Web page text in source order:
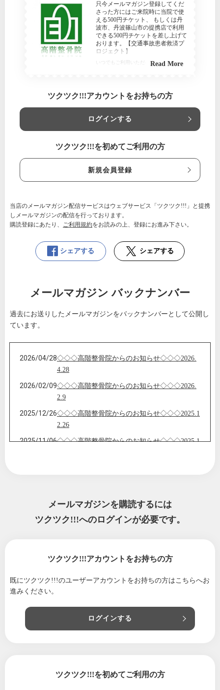
只今メールマガジン登録してくだ
さった方にはご来院時に当院で使
える500円チケット、 もしくは丹
波市、丹波篠山市の提携店で利用
できる500円チケットを差し上げて
おります。【交通事故患者救済プ
ロジェクト】
いつでもご利用いただけます
【利用条件】
Read More
ツクツク!!!アカウントをお持ちの方
ログインする
ツクツク!!!を初めてご利用の方
新規会員登録
当店のメールマガジン配信サービスはウェブサービス「ツクツク!!!」と提携
しメールマガジンの配信を行っております。
購読登録にあたり、 ご利用規約をお読みの上、登録にお進み下さい。
シェアする シェアする
メールマガジン バックナンバー
過去にお送りしたメールマガジンをバックナンバーとして公開し
ています。
2026/04/28◇◇◇高階整骨院からのお知らせ◇◇◇2026.
4.28
2026/02/09◇◇◇高階整骨院からのお知らせ◇◇◇2026.
2.9
2025/12/26◇◇◇高階整骨院からのお知らせ◇◇◇2025.1
2.26
2025/11/06◇◇◇高階整骨院からのお知らせ◇◇◇2025.1
8.10
2025/05/26◇◇◇高階整骨院からのお知らせ◇◇◇2025.
4.14
2025/03/15明日3月16日(日)丹波市春日町『おばあちゃん
2025/01/31イベント&キャンペーンのお知らせ！
年始のご挨拶/高階整骨院
メールマガジンを購読するには
ツクツク!!!へのログインが必要です。
ツクツク!!!アカウントをお持ちの方
既にツクツク!!!のユーザーアカウントをお持ちの方はこちらへお
進みください。
ログインする
ツクツク!!!を初めてご利用の方